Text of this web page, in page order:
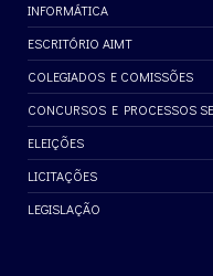
INFORMÁTICA
ESCRITÓRIO AIMT
COLEGIADOS E COMISSÕES
CONCURSOS E PROCESSOS
ELEIÇÕES
LICITAÇÕES
LEGISLAÇÃO